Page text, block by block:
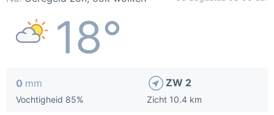
18°
0 mm
Vochtigheid 85%
ZW 2
Zicht 10.4 km